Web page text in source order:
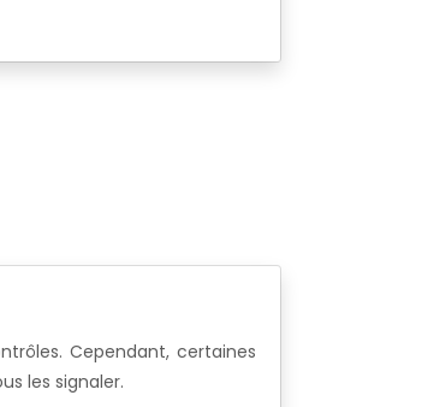
Cependant, certaines
les signaler.